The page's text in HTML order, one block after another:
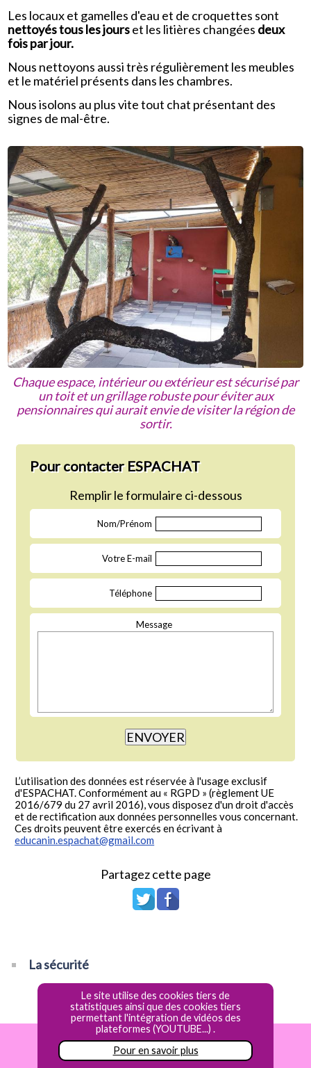
Les locaux et gamelles d'eau et de croquettes sont
nettoyés tous les jourset les litières changées deux
fois par jour.
Nous nettoyons aussi très régulièrement les meubles
et le matériel présents dans les chambres.
Nous isolons au plus vite tout chat présentant des
signes de mal-être.
Chaque espace, intérieur ou extérieur est sécurisé par
un toit et un grillage robuste pour éviter aux
pensionnaires qui aurait envie de visiter la région de
sortir.
Pour contacter ESPACHAT
Remplir le formulaire ci-dessous
Nom/Prénom
Votre E-mail
Téléphone
Message
ENVOYER
L’utilisation des données est réservée à l'usage exclusif
d'ESPACHAT. Conformément au « RGPD » (règlement UE
2016/679 du 27 avril 2016), vous disposez d'un droit d'accès
et de rectification aux données personnelles vous concernant.
Ces droits peuvent être exercés en écrivant à
educanin.espachat@gmail.com
Partagez cette page
La sécurité
Mentions Légales
Réservation express
Configurer les cookies
Facebook ESPACHAT
Conditions générales d'ESPACHAT
Le site utilise des cookies tiers de
statistiques ainsi que des cookies tiers
permettant l'intégration de vidéos des
plateformes (YOUTUBE...) .
Pour en savoir plus